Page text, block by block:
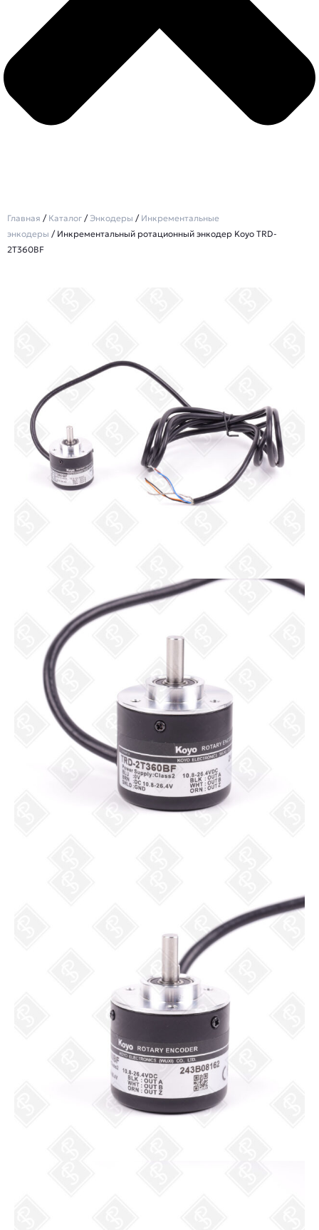
Главная / Каталог / Энкодеры / Инкрементальные
энкодеры / Инкрементальный ротационный энкодер Koyo TRD-
2T360BF